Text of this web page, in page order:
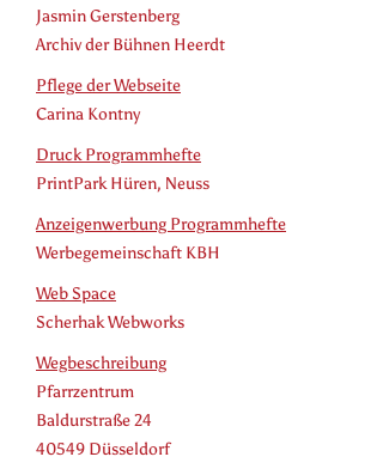
Jasmin Gerstenberg
Archiv der Bühnen Heerdt
Pflege der Webseite
Carina Kontny
Druck Programmhefte
PrintPark Hüren, Neuss
Anzeigenwerbung Programmhefte
Werbegemeinschaft KBH
Web Space
Scherhak Webworks
Wegbeschreibung
Pfarrzentrum
Baldurstraße 24
40549 Düsseldorf